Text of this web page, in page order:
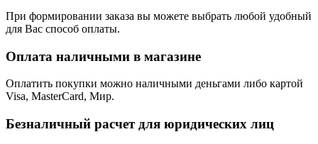
При формировании заказа вы можете выбрать любой удобный
для Вас способ оплаты.
Оплата наличными в магазине
Оплатить покупки можно наличными деньгами либо картой
Visa, MasterCard, Мир.
Безналичный расчет для юридических лиц